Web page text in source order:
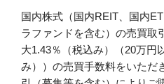
国内株式（国内REIT、国内
ラファンドを含む）の売買取
大1.43％（税込み）（20万円
み））の売買手数料をいただ